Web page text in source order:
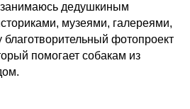
дедушкиным
музеями, галереями,
фотопроект
помогает собакам из